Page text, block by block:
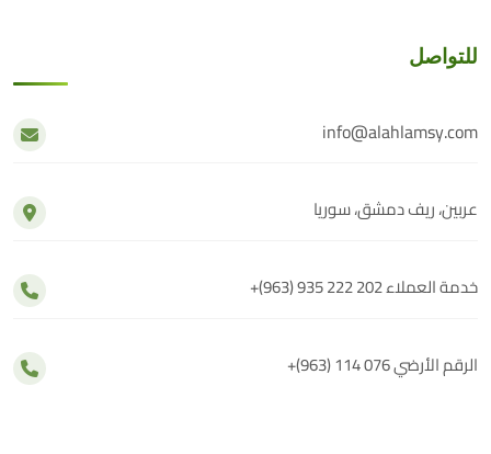
للتواصل
info@alahlamsy.com
عربين، ريف دمشق، سوريا
+(963) 935 222 202خدمة العملاء
+(963) 114 076الرقم الأرضي